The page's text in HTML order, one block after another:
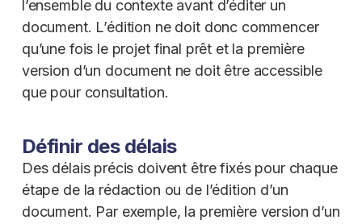
l’ensemble du contexte avant d’éditer un
document. L’édition ne doit donc commencer
qu’une fois le projet final prêt et la première
version d’un document ne doit être accessible
que pour consultation.
Définir des délais
Des délais précis doivent être fixés pour chaque
étape de la rédaction ou de l’édition d’un
document. Par exemple, la première version d’un